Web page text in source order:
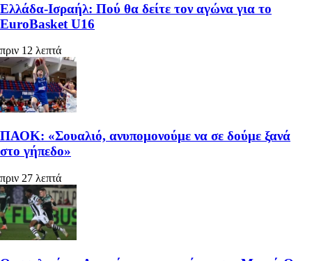
Ελλάδα-Ισραήλ: Πού θα δείτε τον αγώνα για το
EuroBasket U16
πριν 12 λεπτά
ΠΑΟΚ: «Σουαλιό, ανυπομονούμε να σε δούμε ξανά
στο γήπεδο»
πριν 27 λεπτά